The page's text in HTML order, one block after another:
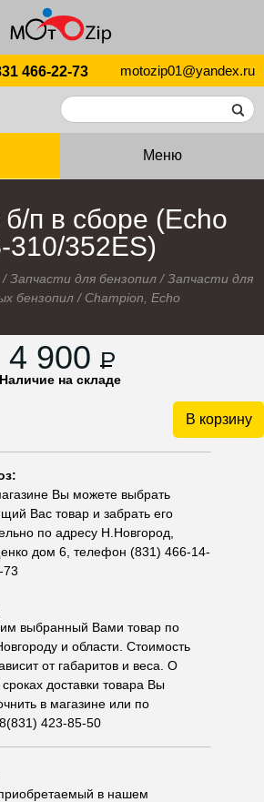
466-22-73 motozip01@yandex.ru
Меню
п в сборе (Echo
310/352ES)
/Запчасти для бензопил /Запчасти для
бензопил/ Champion, Echo
4 900 P
Наличие на складе
В корзину
Вы можете выбрать
Вас товар и забрать его
по адресу Н.Новгород,
дом 6, телефон (831) 466-14-
73
выбранный Вами товар по
и области. Стоимость
от габаритов и веса. О
доставки товара Вы
в магазине или по
423-85-50
в нашем